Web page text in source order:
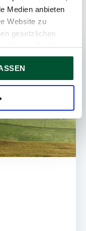
Medien anbieten
Website zu
gesetzlichen
Ihrem Gerät
unserer Website
Cookie-Typen
in der